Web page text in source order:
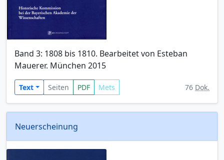
Band 3: 1808 bis 1810. Bearbeitet von Esteban
Mauerer. München 2015
Text Seiten PDF Mets 76 Dok.
Neuerscheinung